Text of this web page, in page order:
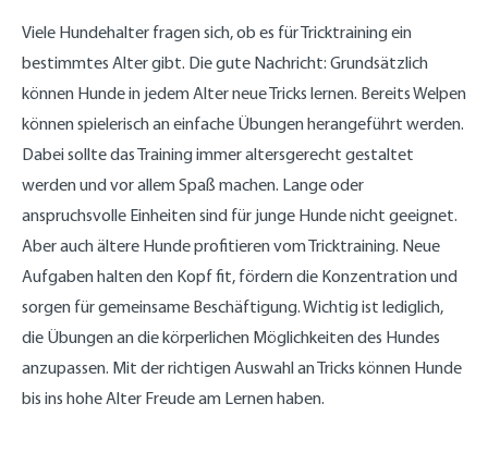
Viele Hundehalter fragen sich, ob es für Tricktraining ein
bestimmtes Alter gibt. Die gute Nachricht: Grundsätzlich
können Hunde in jedem Alter neue Tricks lernen. Bereits Welpen
können spielerisch an einfache Übungen herangeführt werden.
Dabei sollte das Training immer altersgerecht gestaltet
werden und vor allem Spaß machen. Lange oder
anspruchsvolle Einheiten sind für junge Hunde nicht geeignet.
Aber auch ältere Hunde profitieren vom Tricktraining. Neue
Aufgaben halten den Kopf fit, fördern die Konzentration und
sorgen für gemeinsame Beschäftigung. Wichtig ist lediglich,
die Übungen an die körperlichen Möglichkeiten des Hundes
anzupassen. Mit der richtigen Auswahl an Tricks können Hunde
bis ins hohe Alter Freude am Lernen haben.